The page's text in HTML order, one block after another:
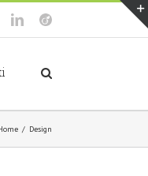
LinkedIn
Viadeo
/ Design